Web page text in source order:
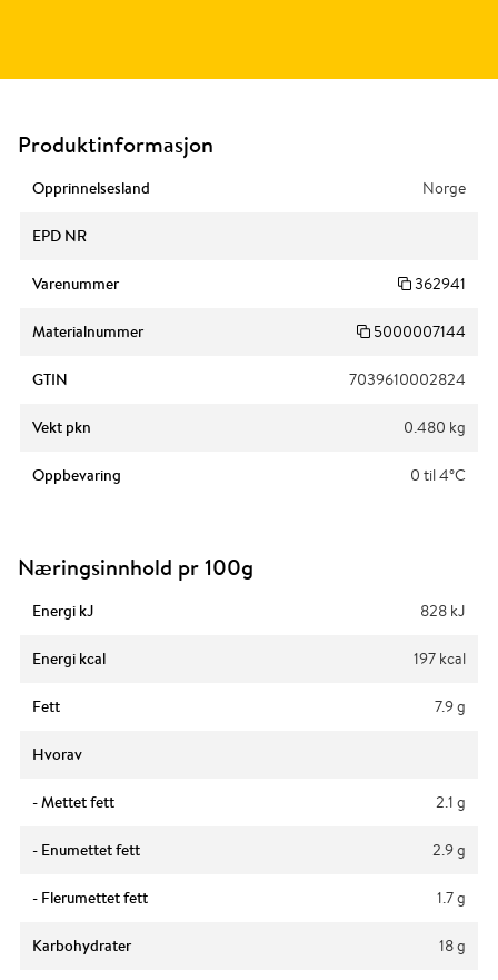
Produktinformasjon
Opprinnelsesland Norge
EPD NR
Varenummer 362941
Materialnummer 5000007144
GTIN 7039610002824
Vekt pkn 0.480 kg
Oppbevaring 0 til 4°C
Næringsinnhold pr 100g
Energi kJ 828 kJ
Energi kcal 197 kcal
Fett 7.9 g
Hvorav
- Mettet fett 2.1 g
- Enumettet fett 2.9 g
- Flerumettet fett 1.7 g
Karbohydrater 18 g